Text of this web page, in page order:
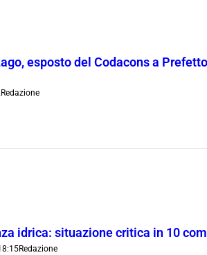
esposto del Codacons a
Redazione
idrica: situazione critica in 10
Redazione